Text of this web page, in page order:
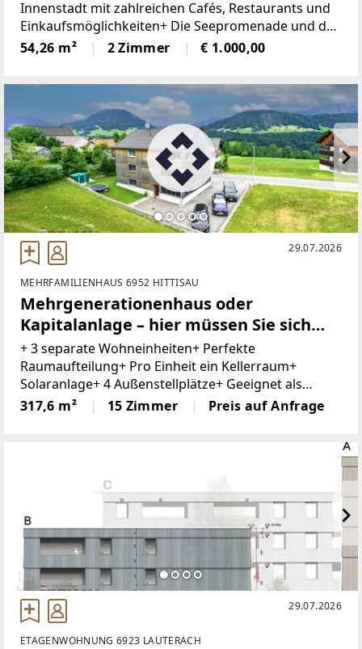
Innenstadt mit zahlreichen Cafés, Restaurants und
Einkaufsmöglichkeiten+ Die Seepromenade und der
Hafen sind bequem zu Fuß erreichbar+ Vielfältige
Freizeit- und Sportmöglichkeiten rund um den
54,26 m² 2 Zimmer € 1.000,00
29.07.2026
MEHRFAMILIENHAUS 6952 HITTISAU
Mehrgenerationenhaus oder
Kapitalanlage – hier müssen Sie sich
nicht entscheiden.
+ 3 separate Wohneinheiten+ Perfekte
Raumaufteilung+ Pro Einheit ein Kellerraum+
Solaranlage+ 4 Außenstellplätze+ Geeignet als
Generationenhaus+ Gute Erreichbarkeit+ Beste
Infrastruktur+ Bushaltestelle 1min. entferntDieses
317,6 m² 15 Zimmer Preis auf Anfrage
29.07.2026
ETAGENWOHNUNG 6923 LAUTERACH